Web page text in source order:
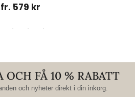
fr. 579 kr
OCH FÅ 10 % RABATT
och nyheter direkt i din inkorg.